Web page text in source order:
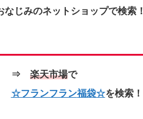
なじみのネットショップで検索！
⇒ 楽天市場で
☆フランフラン福袋☆を検索！